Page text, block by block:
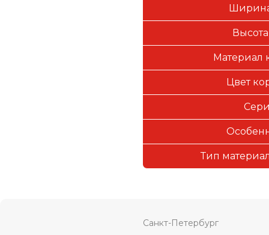
Материал
Цвет
Тип
Санкт-Петербург